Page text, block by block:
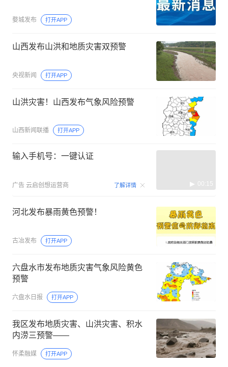
婺城发布 打开APP
山西发布山洪和地质灾害双预警
央视新闻 打开APP
山洪灾害！山西发布气象风险预警
山西新闻联播 打开APP
输入手机号：一键认证
广告 云启创想运营商 了解详情 00:15
河北发布暴雨黄色预警！
古冶发布 打开APP
六盘水市发布地质灾害气象风险黄色
预警
六盘水日报 打开APP
我区发布地质灾害、山洪灾害、积水
内涝三预警——
怀柔融媒 打开APP